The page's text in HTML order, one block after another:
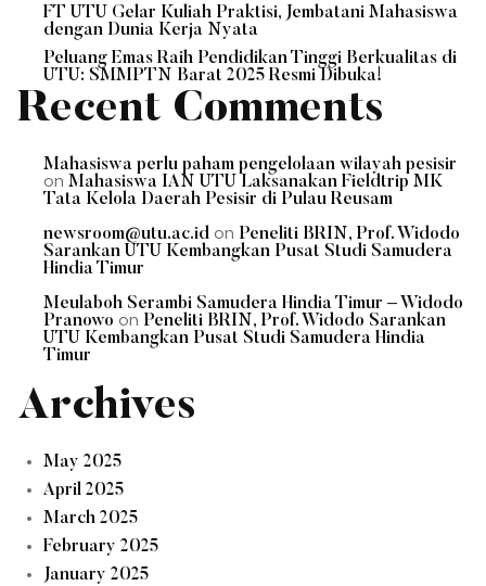
FT UTU Gelar Kuliah Praktisi, Jembatani Mahasiswa
dengan Dunia Kerja Nyata
Peluang Emas Raih Pendidikan Tinggi Berkualitas di
UTU: SMMPTN Barat 2025 Resmi Dibuka!
Recent Comments
Mahasiswa perlu paham pengelolaan wilayah pesisir
on Mahasiswa IAN UTU Laksanakan Fieldtrip MK
Tata Kelola Daerah Pesisir di Pulau Reusam
newsroom@utu.ac.id on Peneliti BRIN, Prof. Widodo
Sarankan UTU Kembangkan Pusat Studi Samudera
Hindia Timur
Meulaboh Serambi Samudera Hindia Timur – Widodo
Pranowo on Peneliti BRIN, Prof. Widodo Sarankan
UTU Kembangkan Pusat Studi Samudera Hindia
Timur
Archives
May 2025
April 2025
March 2025
February 2025
January 2025